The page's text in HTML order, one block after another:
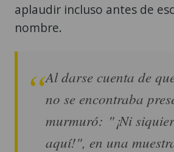
aplaudir incluso antes de
nombre.
Al darse cuenta de
no se encontraba
murmuró: "¡Ni
aquí!", en una